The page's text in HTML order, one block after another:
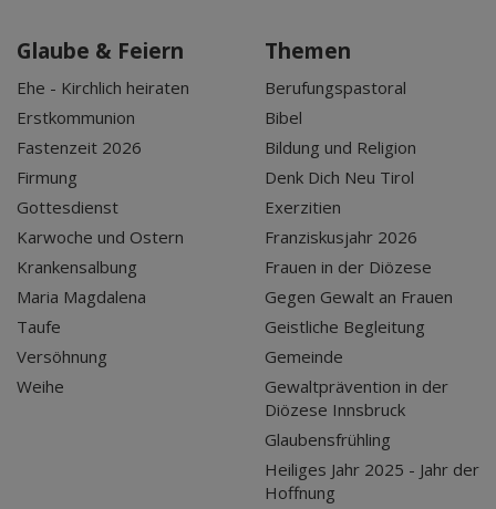
Glaube & Feiern
Ehe - Kirchlich heiraten
Erstkommunion
Fastenzeit 2026
Firmung
Gottesdienst
Karwoche und Ostern
Krankensalbung
Maria Magdalena
Taufe
Versöhnung
Weihe
Themen
Berufungspastoral
Bibel
Bildung und Religion
Denk Dich Neu Tirol
Exerzitien
Franziskusjahr 2026
Frauen in der Diözese
Gegen Gewalt an Frauen
Geistliche Begleitung
Gemeinde
Gewaltprävention in der
Diözese Innsbruck
Glaubensfrühling
Heiliges Jahr 2025 - Jahr der
Hoffnung